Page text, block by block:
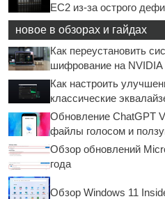
EC2 из-за острого
новое в обзорах и гайдах
Как переустановить
шифрование на NVIDIA
Как настроить
классические
Обновление ChatGPT
файлы голосом и
Обзор обновлений
года
Обзор Windows 11